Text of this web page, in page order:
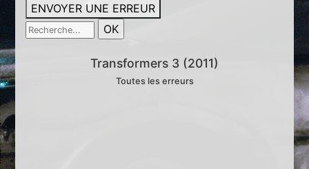
ENVOYER UNE ERREUR
Transformers 3 (2011)
Toutes les erreurs